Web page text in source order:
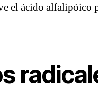
ácido alfalipóico